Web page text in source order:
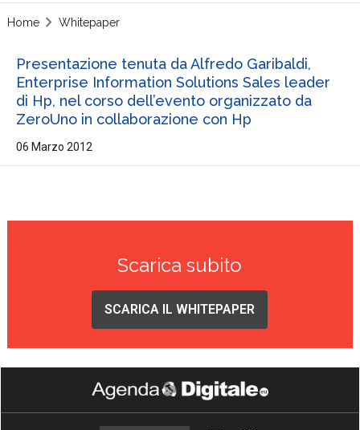
Home Whitepaper
Presentazione tenuta da Alfredo Garibaldi,
Enterprise Information Solutions Sales leader
di Hp, nel corso dell’evento organizzato da
ZeroUno in collaborazione con Hp
06 Marzo 2012
Scarica subito
SCARICA IL WHITEPAPER